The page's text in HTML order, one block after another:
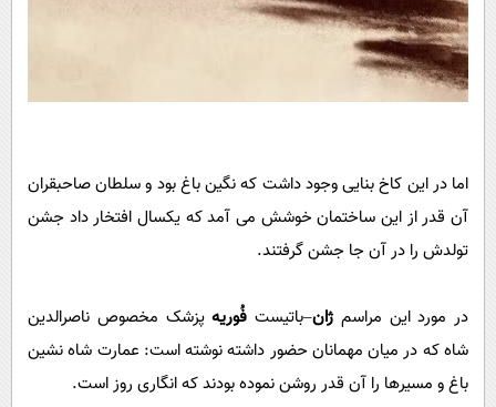
اما در این کاخ بنایی وجود داشت که نگین باغ بود و سلطان صاحبقران
آن قدر از این ساختمان خوشش می آمد که یکسال افتخار داد جشن
تولدش را در آن جا جشن گرفتند.
در مورد این مراسم ژان–باتیست فُوریهپزشک مخصوص ناصرالدین
شاه که در میان مهمانان حضور داشته نوشته است: عمارت شاه نشین
باغ و مسیرها را آن قدر روشن نموده بودند که انگاری روز است.